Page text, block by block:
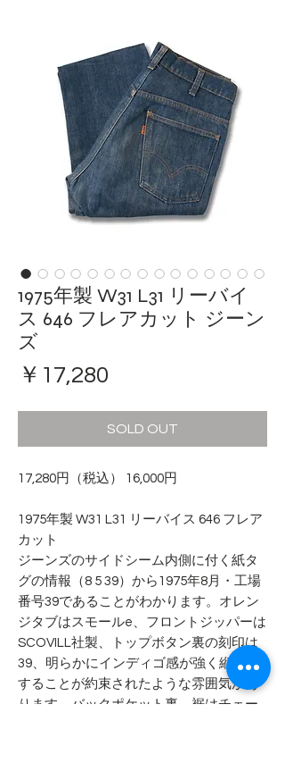
1975年製 W31 L31 リーバイ
ス 646 フレアカット ジーン
ズ
￥17,280
SOLD OUT
17,280円（税込） 16,000円
1975年製 W31 L31 リーバイス 646 フレア
カット
ジーンズのサイドシーム内側に付く紙タ
グの情報（8 5 39）から1975年8月・工場
番号39であることがわかります。オレン
ジタブはスモールe、フロントジッパーは
SCOVILL社製、トップボタン裏の刻印は
39、明らかにインディゴ感が強く縦落ち
することが約束されたような雰囲気があ
ります。バックポケット裏、裾はチェー